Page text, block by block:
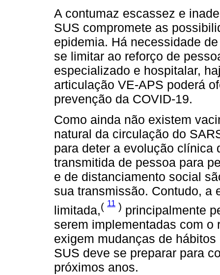
A contumaz escassez e
SUS compromete as
epidemia. Há necessidade
se limitar ao reforço de
especializado e hospitalar,
articulação VE-APS poderá
prevenção da COVID-19.
Como ainda não existem
natural da circulação do
para deter a evolução clínica
transmitida de pessoa para
e de distanciamento social
sua transmissão. Contudo, a
limitada,( 11 ) principalmente
serem implementadas com
exigem mudanças de
SUS deve se preparar para
próximos anos.